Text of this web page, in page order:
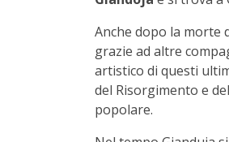
Anche dopo la morte
grazie ad altre
artistico di questi
del Risorgimento e
popolare.